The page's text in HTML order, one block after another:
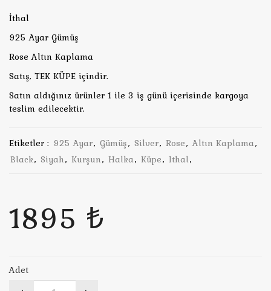
İthal
925 Ayar Gümüş
Rose Altın Kaplama
Satış, TEK KÜPE içindir.
Satın aldığınız ürünler 1 ile 3 iş günü içerisinde kargoya
teslim edilecektir.
Etiketler : 925 Ayar, Gümüş, Silver, Rose, Altın Kaplama,
Black, Siyah, Kurşun, Halka, Küpe, Ithal,
1895 ₺
Adet